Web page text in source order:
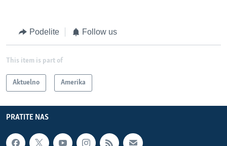
Podelite Follow us
This item is part of
Aktuelno Amerika
PRATITE NAS